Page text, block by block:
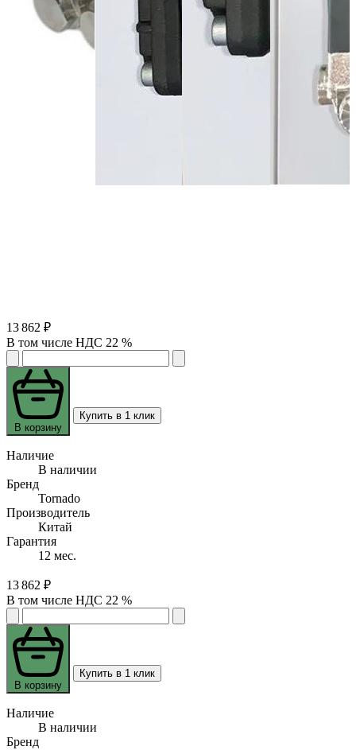
13 862 ₽
В том числе НДС 22 %
В корзину
Купить в 1 клик
Наличие
В наличии
Бренд
Tornado
Производитель
Китай
Гарантия
12 мес.
13 862 ₽
В том числе НДС 22 %
В корзину
Купить в 1 клик
Наличие
В наличии
Бренд